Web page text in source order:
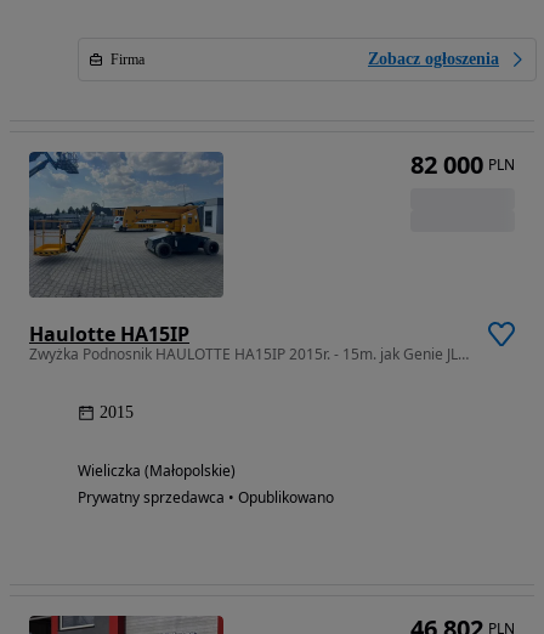
Firma Zobacz ogłoszenia
Haulotte HA15IP
Zwyżka Podnosnik HAULOTTE HA15IP 2015r. - 15m. jak Genie JLG Manitou
2015
Wieliczka (Małopolskie)
Prywatny sprzedawca • Opublikowano
82 000 PLN
PLN